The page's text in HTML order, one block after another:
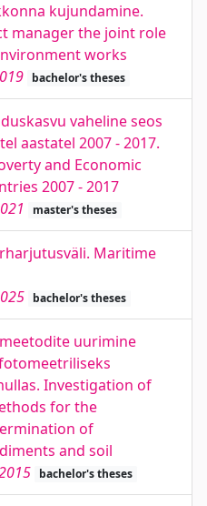
kujundamine.
manager the joint role
works
bachelor's theses
vaheline seos
aastatel 2007 - 2017.
and Economic
2007 - 2017
master's theses
Maritime
bachelor's theses
uurimine
Investigation of
for the
of
and soil
bachelor's theses